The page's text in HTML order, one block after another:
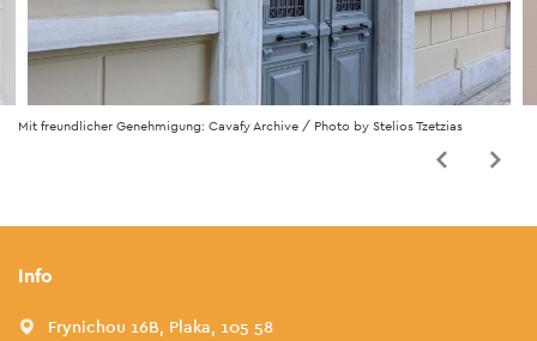
Mit freundlicher Genehmigung: Cavafy Archive / Photo by Stelios Tzetzias
Info
Frynichou 16B, Plaka, 105 58